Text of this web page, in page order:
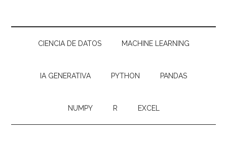
CIENCIA DE DATOS MACHINE LEARNING
IA GENERATIVA PYTHON PANDAS
NUMPY R EXCEL